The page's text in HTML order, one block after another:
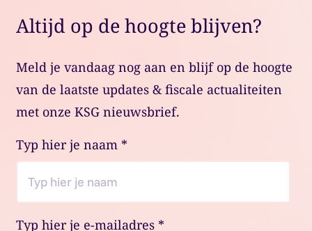
Altijd op de hoogte blijven?
Meld je vandaag nog aan en blijf op de hoogte
van de laatste updates & fiscale actualiteiten
met onze KSG nieuwsbrief.
Typ hier je naam *
Typ hier je e-mailadres *